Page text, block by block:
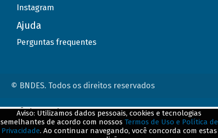
Instagram
Ajuda
Perguntas frequentes
© BNDES. Todos os direitos reservados
Aviso: Utilizamos dados pessoais, cookies e tecnologias
semelhantes de acordo com nossos Termos de Uso e Política de
Privacidade. Ao continuar navegando, você concorda com estas
ConteÃºdo complementar
${title}${badge}